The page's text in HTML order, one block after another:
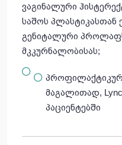
ვაგინალური
საშოს პლასტიკასთან
გენიტალური
მკკურნალობისას;
მაგალითად,
პაციენტებში